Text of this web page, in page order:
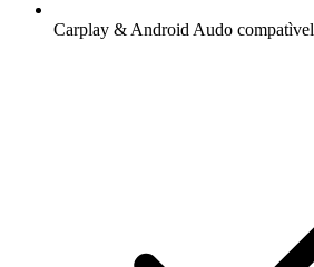
Carplay & Android Audo compatìvel